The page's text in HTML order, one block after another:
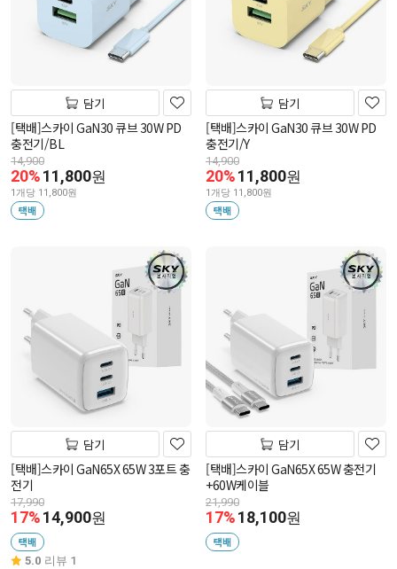
담기
[택배]스카이 GaN30 큐브 30W PD
충전기/BL
14,900
20%11,800원
1개당 11,800원
택배
담기
[택배]스카이 GaN30 큐브 30W PD
충전기/Y
14,900
20%11,800원
1개당 11,800원
택배
담기
[택배]스카이 GaN65X 65W 3포트 충
전기
17,990
17%14,900원
택배
5.0 리뷰 1
담기
[택배]스카이 GaN65X 65W 충전기
+60W케이블
21,990
17%18,100원
택배